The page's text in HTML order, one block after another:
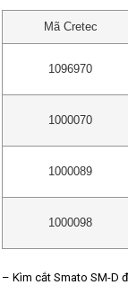
Mã Cretec
1096970
1000070
1000089
1000098
– Kìm cắt Smato SM-D